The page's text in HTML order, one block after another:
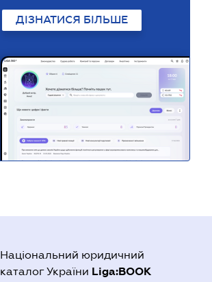
ДІЗНАТИСЯ БІЛЬШЕ
Національний юридичний
каталог України Liga:BOOK